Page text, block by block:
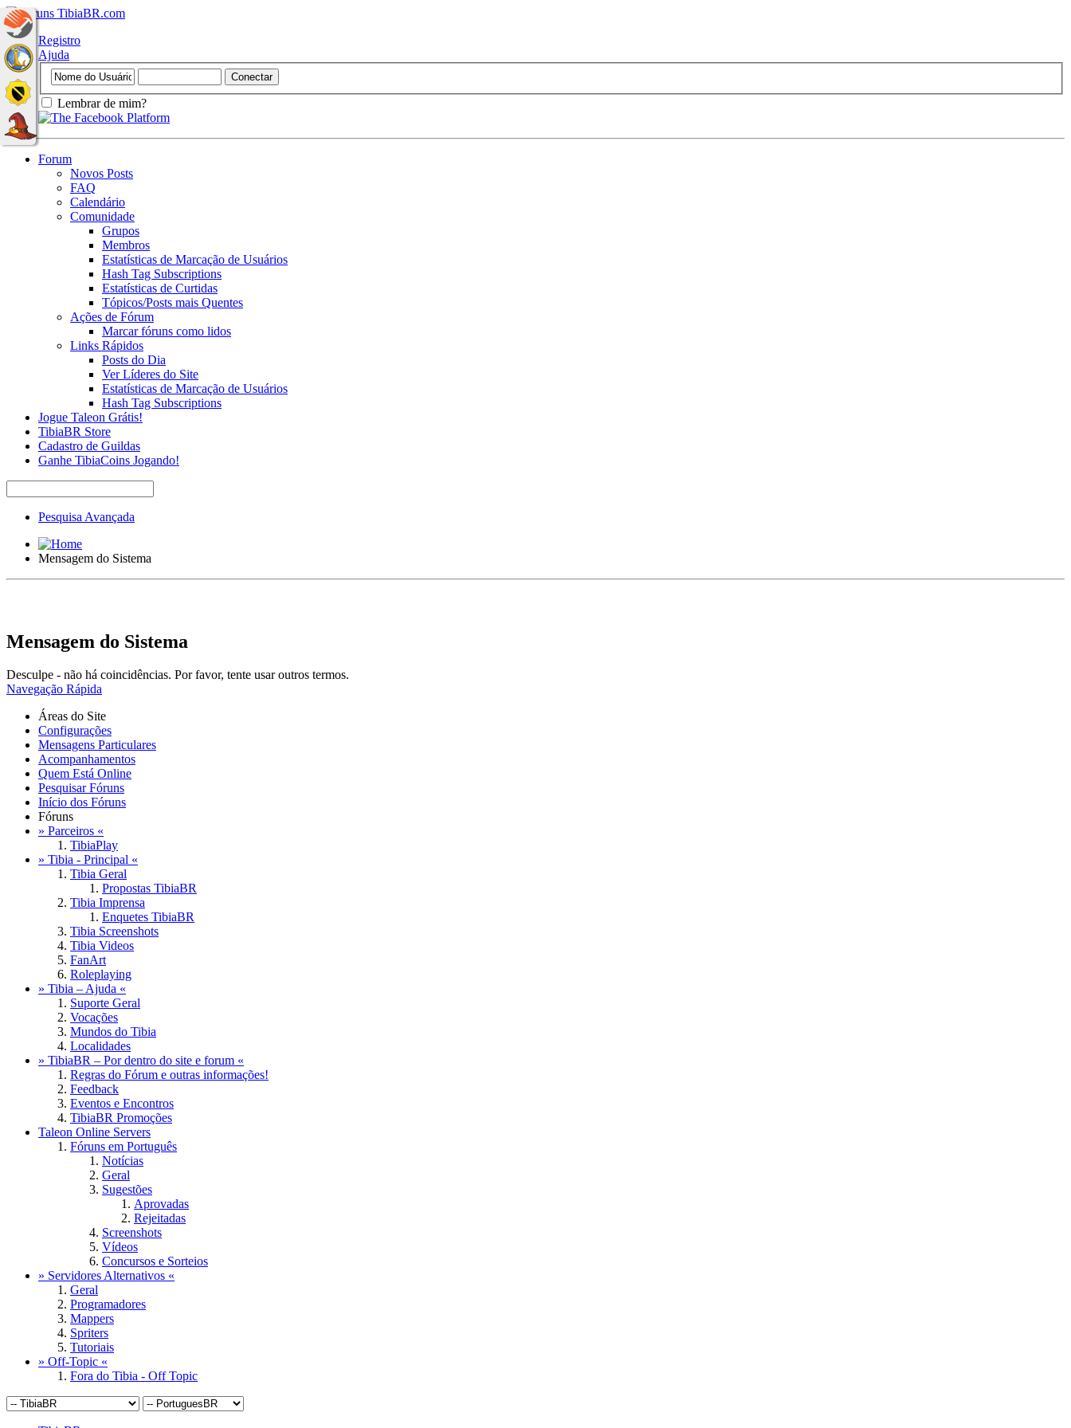
Registro
Ajuda
Lembrar de mim?
Forum
Novos Posts
FAQ
Calendário
Comunidade
Grupos
Membros
Estatísticas de Marcação de Usuários
Hash Tag Subscriptions
Estatísticas de Curtidas
Tópicos/Posts mais Quentes
Ações de Fórum
Marcar fóruns como lidos
Links Rápidos
Posts do Dia
Ver Líderes do Site
Estatísticas de Marcação de Usuários
Hash Tag Subscriptions
Jogue Taleon Grátis!
TibiaBR Store
Cadastro de Guildas
Ganhe TibiaCoins Jogando!
Pesquisa Avançada
Mensagem do Sistema
Mensagem do Sistema
Desculpe - não há coincidências. Por favor, tente usar outros termos.
Navegação Rápida
Áreas do Site
Configurações
Mensagens Particulares
Acompanhamentos
Quem Está Online
Pesquisar Fóruns
Início dos Fóruns
Fóruns
» Parceiros «
TibiaPlay
» Tibia - Principal «
Tibia Geral
Propostas TibiaBR
Tibia Imprensa
Enquetes TibiaBR
Tibia Screenshots
Tibia Videos
FanArt
Roleplaying
» Tibia – Ajuda «
Suporte Geral
Vocações
Mundos do Tibia
Localidades
» TibiaBR – Por dentro do site e forum «
Regras do Fórum e outras informações!
Feedback
Eventos e Encontros
TibiaBR Promoções
Taleon Online Servers
Fóruns em Português
Notícias
Geral
Sugestões
Aprovadas
Rejeitadas
Screenshots
Vídeos
Concursos e Sorteios
» Servidores Alternativos «
Geral
Programadores
Mappers
Spriters
Tutoriais
» Off-Topic «
Fora do Tibia - Off Topic